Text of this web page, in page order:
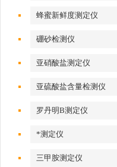
蜂蜜新鲜度测定仪
硼砂检测仪
亚硝酸盐测定仪
亚硫酸盐含量检测仪
罗丹明B测定仪
*测定仪
三甲胺测定仪